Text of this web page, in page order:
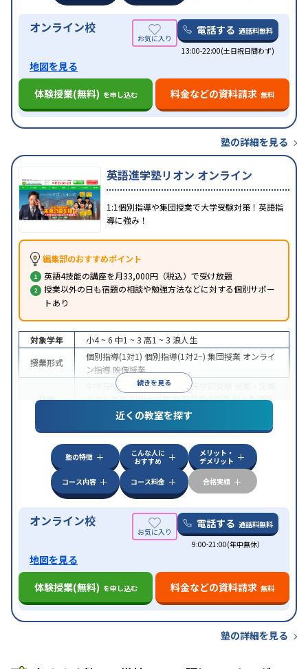
オンライン校 電話する 通話料無料
13:00-22:00(土日祝日問わず)
地図を見る
体験授業(無料) を申し込む 料金などの資料請求 無料
塾の詳細を見る
英語進学塾リオン オンライン
1:1個別指導や集団授業で大学受験対策！英語指
導に強み！
編集部のおすすめポイント
英語4技能の講座を月33,000円（税込）で受け放題
授業以外の日も宿題の相談や勉強方法などに対する個別サポー
トあり
続きを見る
対象学年 小4 ~ 6 中1 ~ 3 高1 ~ 3 浪人生
授業形式
個別指導(1対1) 個別指導(1対2~) 集団授業 オンライ
ン指導 映像授業
目的
中学受験 高校受験大学受験 医学部受験
テスト対策内申点対策学習習慣の定着総合型選抜
(旧AO)対策 推薦入試対策学校別特化対策
特徴
中高一貫校生に対応特待生・奨学金制度あり成績
保証制度あり授業の振替可能 不登校生に対応
ライン対応
1科目から受講可能
季節講習のみの受講
近くの教室を探す
塾の特徴
こんな人に
おすすめ
メリット・
デメリット
コース内容
コース料金 合格実績
オンライン校 電話する 通話料無料
9:00-21:00(年中無休）
地図を見る
体験授業(無料) を申し込む 料金などの資料請求 無料
塾の詳細を見る